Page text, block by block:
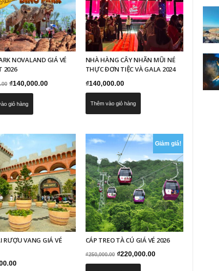
NOVALAND GIÁ VÉ
2026
Giá
gốc
là:
₫140,000.00Giá
giỏ hàng
NHÀ HÀNG CÂY NHÃN MŨI NÉ
THỰC ĐƠN TIỆC VÀ GALA 2024
₫140,000.00
Thêm vào giỏ hàng
RƯỢU VANG GIÁ VÉ
Giảm giá!
CÁP TREO TÀ CÚ GIÁ VÉ 2026
₫250,000.00 Giá
gốc
₫220,000.00Giá